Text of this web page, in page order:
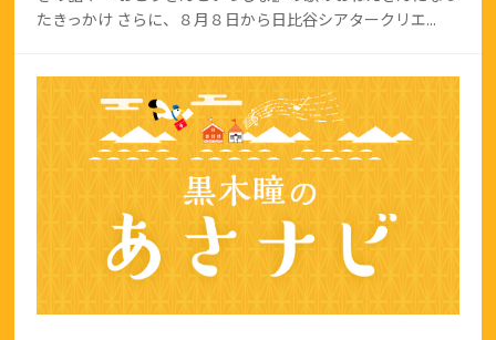
たきっかけ さらに、８月８日から日比谷シアタークリエ...